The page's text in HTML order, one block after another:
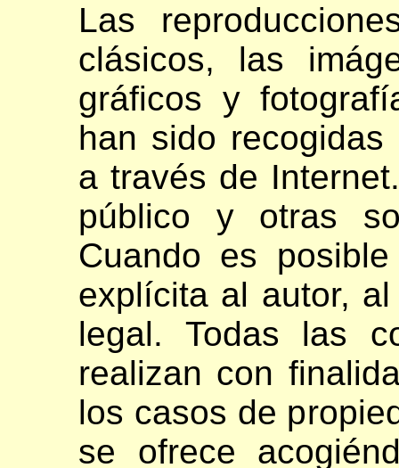
Las
clásicos, las
gráficos y
han sido
a través de
público y otras
Cuando es
explícita al autor,
legal. Todas las
realizan con
los casos de
se ofrece